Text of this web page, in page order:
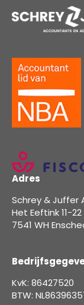
Adres
Schrey & Juffer
Het Eeftink 11-22
7541 WH
KvK: 86427520
BTW: